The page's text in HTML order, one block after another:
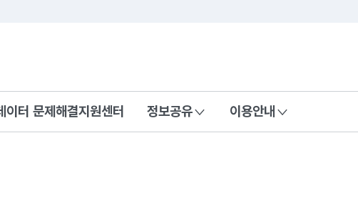
이터 문제해결지원센터 정보공유 이용안내